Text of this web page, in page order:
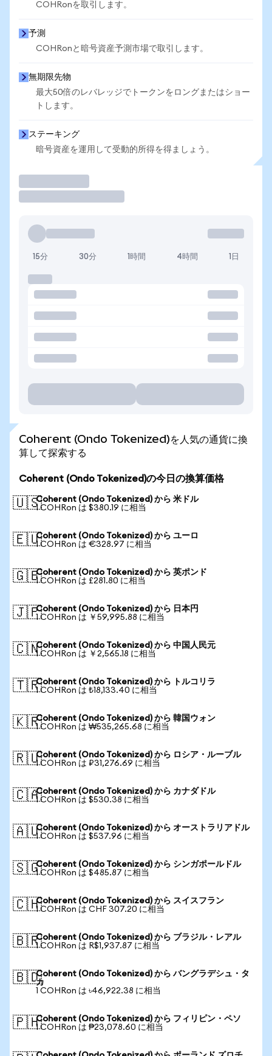
COHRonを取引します。
予測
COHRonと暗号資産予測市場で取引します。
無期限先物
最大50倍のレバレッジでトークンをロングまたはショー
トします。
ステーキング
暗号資産を運用して受動的所得を得ましょう。
15分 30分 1時間 4時間 1日
Coherent (Ondo Tokenized)を人気の通貨に換
算して探索する
Coherent (Ondo Tokenized)の今日の換算価格
🇺🇸Coherent (Ondo Tokenized) から 米ドル
1 COHRon は $380.19 に相当
🇪🇺Coherent (Ondo Tokenized) から ユーロ
1 COHRon は €328.97 に相当
🇬🇧Coherent (Ondo Tokenized) から 英ポンド
1 COHRon は £281.80 に相当
🇯🇵Coherent (Ondo Tokenized) から 日本円
1 COHRon は ￥59,995.88 に相当
🇨🇳Coherent (Ondo Tokenized) から 中国人民元
1 COHRon は ￥2,565.18 に相当
🇹🇷Coherent (Ondo Tokenized) から トルコリラ
1 COHRon は ₺18,133.40 に相当
🇰🇷Coherent (Ondo Tokenized) から 韓国ウォン
1 COHRon は ₩535,265.68 に相当
🇷🇺Coherent (Ondo Tokenized) から ロシア・ルーブル
1 COHRon は ₽31,276.69 に相当
🇨🇦Coherent (Ondo Tokenized) から カナダドル
1 COHRon は $530.38 に相当
🇦🇺Coherent (Ondo Tokenized) から オーストラリアドル
1 COHRon は $537.96 に相当
🇸🇬Coherent (Ondo Tokenized) から シンガポールドル
1 COHRon は $485.87 に相当
🇨🇭Coherent (Ondo Tokenized) から スイスフラン
1 COHRon は CHF 307.20 に相当
🇧🇷Coherent (Ondo Tokenized) から ブラジル・レアル
1 COHRon は R$1,937.87 に相当
🇧🇩Coherent (Ondo Tokenized) から バングラデシュ・タ
カ
1 COHRon は ৳46,922.38 に相当
🇵🇭Coherent (Ondo Tokenized) から フィリピン・ペソ
1 COHRon は ₱23,078.60 に相当